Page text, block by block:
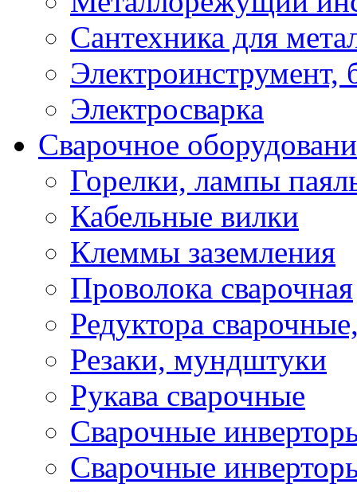
Сантехника для
Электроинструмент,
Электросварка
Сварочное
Горелки, лампы
Кабельные вилки
Клеммы заземления
Проволока сварочная
Редуктора
Резаки, мундштуки
Рукава сварочные
Сварочные
Сварочные